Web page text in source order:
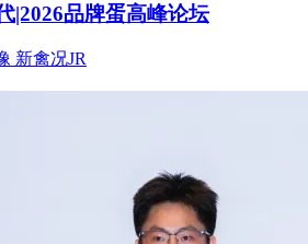
|2026品牌蛋高峰论坛
新禽况JR